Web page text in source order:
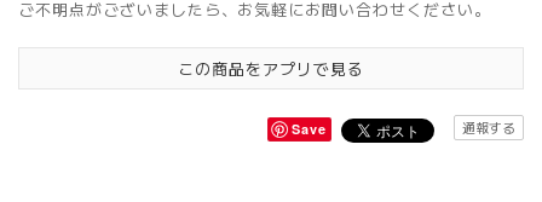
ご不明点がございましたら、お気軽にお問い合わせください。
この商品をアプリで見る
Save 通報する